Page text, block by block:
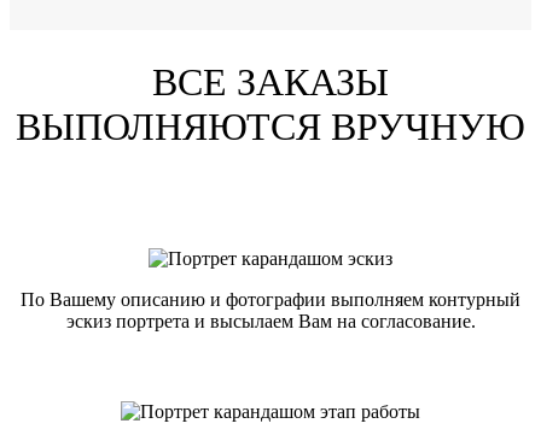
ВСЕ ЗАКАЗЫ
ВЫПОЛНЯЮТСЯ ВРУЧНУЮ
По Вашему описанию и фотографии выполняем контурный
эскиз портрета и высылаем Вам на согласование.